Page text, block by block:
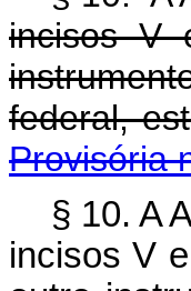
incisos
Provisória
§ 10. A
incisos V